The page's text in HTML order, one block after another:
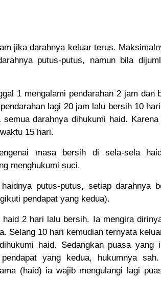
jika darahnya keluar terus.
putus-putus, namun bila
1 mengalami pendarahan 2 jam dan
lagi 20 jam lalu bersih 10
darahnya dihukumi haid.
15 hari.
masa bersih di sela-sela
menghukumi suci.
putus-putus, setiap darahnya
pendapat yang kedua).
haid 2 hari lalu bersih. Ia mengira
Selang 10 hari kemudian ternyata
haid. Sedangkan puasa yang
yang kedua, hukumnya
(haid) ia wajib mengulangi lagi